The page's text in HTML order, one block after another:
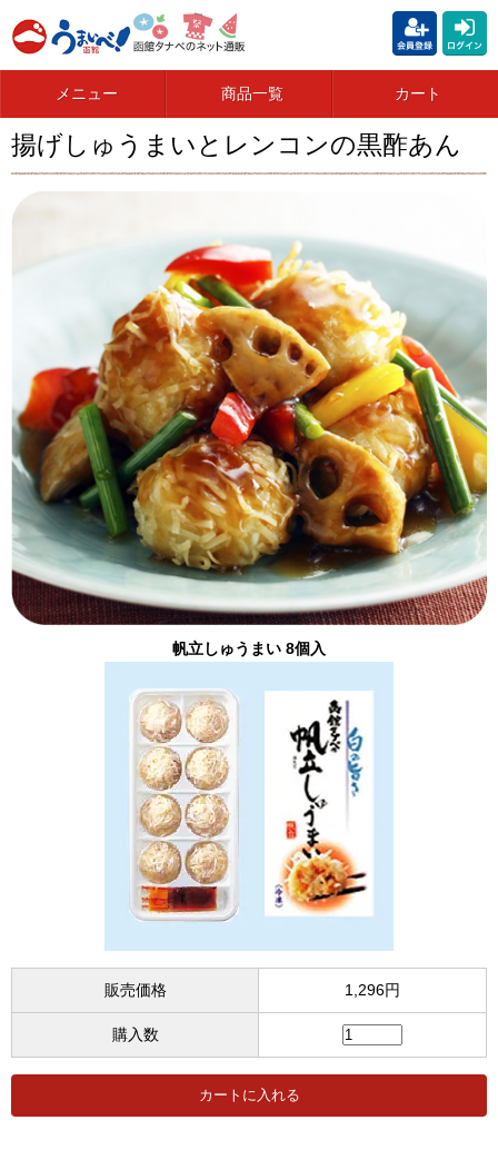
メニュー 商品一覧 カート
揚げしゅうまいとレンコンの黒酢あん
帆立しゅうまい 8個入
販売価格 1,296円
購入数